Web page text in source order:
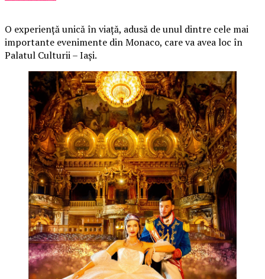
O experiență unică în viață, adusă de unul dintre cele mai
importante evenimente din Monaco, care va avea loc în
Palatul Culturii – Iași.